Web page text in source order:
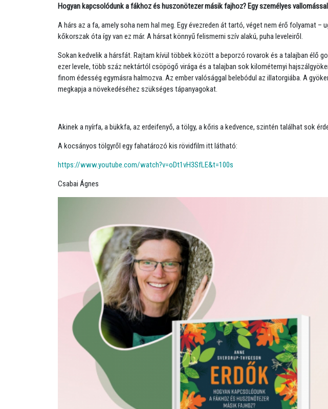
Hogyan kapcsolódunk a fákhoz és huszonötezer másik fajhoz? Egy személyes
A hárs az a fa, amely soha nem hal meg. Egy évezreden át tartó, véget nem érő folyamat –
kőkorszak óta így van ez már. A hársat könnyű felismerni szív alakú, puha leveleiről.
Sokan kedvelik a hársfát. Rajtam kívül többek között a beporzó rovarok és a talajban élő
ezer levele, több száz nektártól csöpögő virága és a talajban sok kilométernyi
finom édesség egymásra halmozva. Az ember valósággal belebódul az illatorgiába. A
megkapja a növekedéséhez szükséges tápanyagokat.
Akinek a nyírfa, a bükkfa, az erdeifenyő, a tölgy, a kőris a kedvence, szintén találhat sok
A kocsányos tölgyről egy fahatározó kis rövidfilm itt látható:
https://www.youtube.com/watch?v=oDt1vH3SfLE&t=100s
Csabai Ágnes